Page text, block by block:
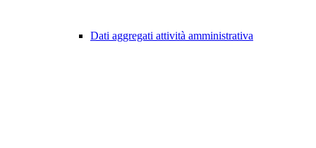
Dati aggregati attività amministrativa